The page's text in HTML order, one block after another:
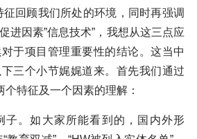
征回顾我们所处的环境，同时再强调
进因素”信息技术”，我想从这三点应
于项目管理重要性的结论。这当中
三个小节娓娓道来。首先我们通过
个特征及一个因素的理解：
子。如大家所能看到的，国内外形